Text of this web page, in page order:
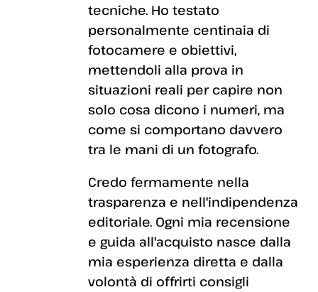
tecniche. Ho testato
personalmente centinaia di
fotocamere e obiettivi,
mettendoli alla prova in
situazioni reali per capire non
solo cosa dicono i numeri, ma
come si comportano davvero
tra le mani di un fotografo.
Credo fermamente nella
trasparenza e nell'indipendenza
editoriale. Ogni mia recensione
e guida all'acquisto nasce dalla
mia esperienza diretta e dalla
volontà di offrirti consigli